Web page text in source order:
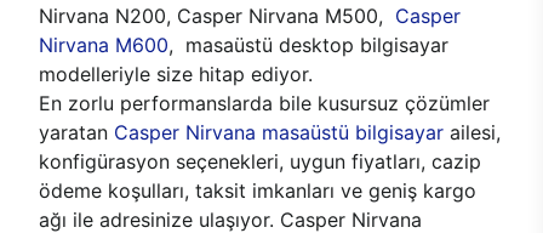
Nirvana N200, Casper Nirvana M500, Casper
Nirvana M600, masaüstü desktop bilgisayar
modelleriyle size hitap ediyor.
En zorlu performanslarda bile kusursuz çözümler
yaratan Casper Nirvana masaüstü bilgisayar ailesi,
konfigürasyon seçenekleri, uygun fiyatları, cazip
ödeme koşulları, taksit imkanları ve geniş kargo
ağı ile adresinize ulaşıyor. Casper Nirvana